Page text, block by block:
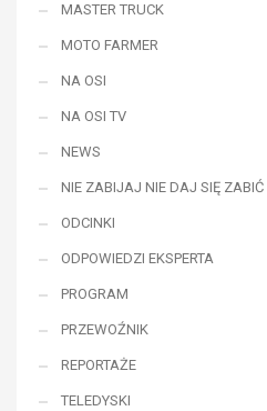
MASTER TRUCK
MOTO FARMER
NA OSI
NA OSI TV
NEWS
NIE ZABIJAJ NIE DAJ SIĘ ZABIĆ
ODCINKI
ODPOWIEDZI EKSPERTA
PROGRAM
PRZEWOŹNIK
REPORTAŻE
TELEDYSKI